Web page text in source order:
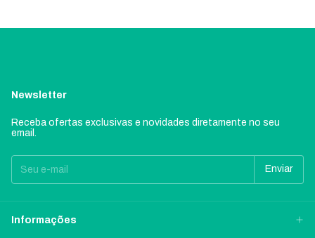
Newsletter
Receba ofertas exclusivas e novidades diretamente no seu
email.
Informações